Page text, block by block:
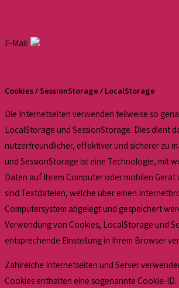
E-Mail:
Cookies / SessionStorage / LocalStorage
Die Internetseiten verwenden teilweise so
LocalStorage und SessionStorage. Dies dient
nutzerfreundlicher, effektiver und sicherer zu
und SessionStorage ist eine Technologie, mit
Daten auf Ihrem Computer oder mobilen Gerät
sind Textdateien, welche über einen
Computersystem abgelegt und gespeichert
Verwendung von Cookies, LocalStorage und
entsprechende Einstellung in Ihrem Browser
Zahlreiche Internetseiten und Server
Cookies enthalten eine sogenannte Cookie-ID.